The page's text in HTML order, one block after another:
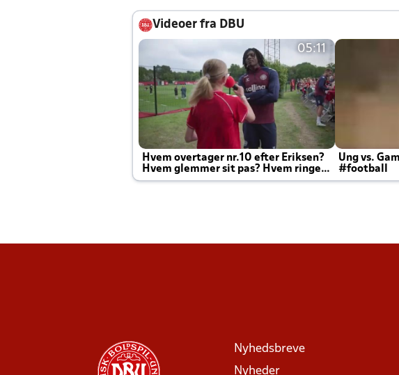
Videoer fra DBU
05:11
Hvem overtager nr.10 efter Eriksen?
Hvem glemmer sit pas? Hvem ringer
Joachim altid til efter kampe?
Ung vs.
#football
Nyhedsbreve
Nyheder